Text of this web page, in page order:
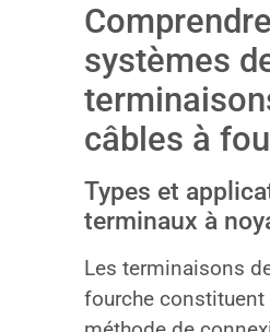
systèmes
câbles à
Types et
terminaux à
Les terminaisons
fourche